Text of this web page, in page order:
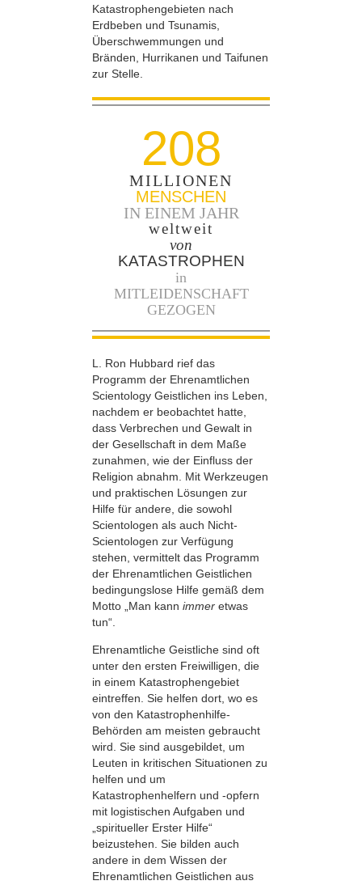
Katastrophengebieten nach
Erdbeben und Tsunamis,
Überschwemmungen und
Bränden, Hurrikanen und Taifunen
zur Stelle.
208
MILLIONEN
MENSCHEN
IN EINEM JAHR
weltweit
von
KATASTROPHEN
in
MITLEIDENSCHAFT
GEZOGEN
L. Ron Hubbard rief das
Programm der Ehrenamtlichen
Scientology Geistlichen ins Leben,
nachdem er beobachtet hatte,
dass Verbrechen und Gewalt in
der Gesellschaft in dem Maße
zunahmen, wie der Einfluss der
Religion abnahm. Mit Werkzeugen
und praktischen Lösungen zur
Hilfe für andere, die sowohl
Scientologen als auch Nicht-
Scientologen zur Verfügung
stehen, vermittelt das Programm
der Ehrenamtlichen Geistlichen
bedingungslose Hilfe gemäß dem
Motto „Man kann immer etwas
tun“.
Ehrenamtliche Geistliche sind oft
unter den ersten Freiwilligen, die
in einem Katastrophengebiet
eintreffen. Sie helfen dort, wo es
von den Katastrophenhilfe-
Behörden am meisten gebraucht
wird. Sie sind ausgebildet, um
Leuten in kritischen Situationen zu
helfen und um
Katastrophenhelfern und -opfern
mit logistischen Aufgaben und
„spiritueller Erster Hilfe“
beizustehen. Sie bilden auch
andere in dem Wissen der
Ehrenamtlichen Geistlichen aus